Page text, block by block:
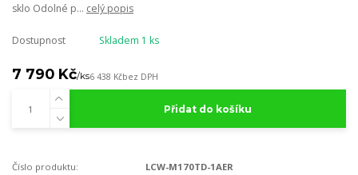
sklo Odolné p... celý popis
Dostupnost Skladem 1 ks
7 790 Kč/ks6 438 Kčbez DPH
Přidat do košíku
Číslo produktu:
LCW-M170TD-1AER